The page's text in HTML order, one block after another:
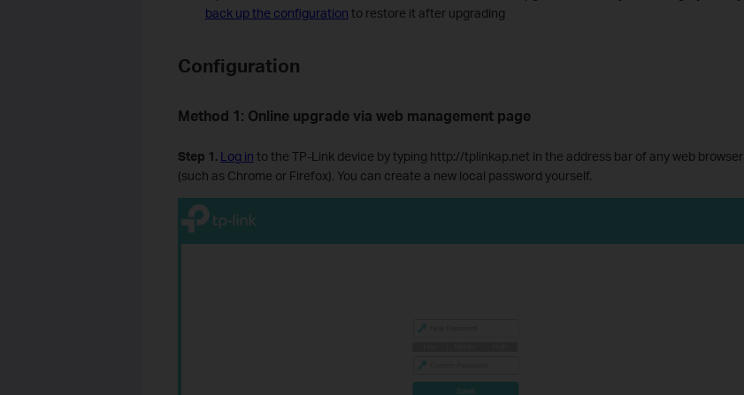
back up the configuration to restore it after upgrading
Configuration
Method 1: Online upgrade via web management page
Step 1. Log in to the TP-Link device by typing http://tplinkap.net in the address bar of any web browser
(such as Chrome or Firefox). You can create a new local password yourself.